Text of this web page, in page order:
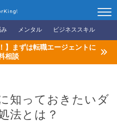
メンタル ビジネススキル
】まずは転職エージェントに
相談
知っておきたいダ
法とは？